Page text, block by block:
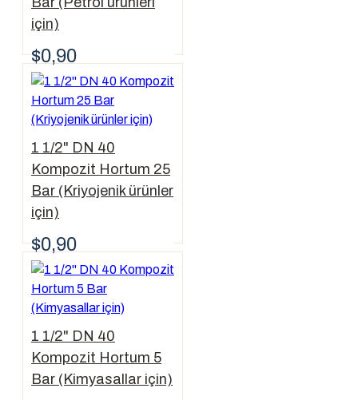
için)
$0,90
1 1/2" DN 40
Kompozit Hortum 25
Bar (Kriyojenik ürünler
için)
$0,90
1 1/2" DN 40
Kompozit Hortum 5
Bar (Kimyasallar için)